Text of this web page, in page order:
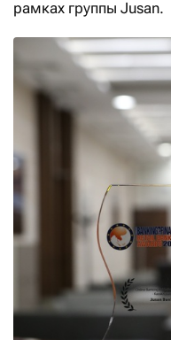
рамках группы Jusan.